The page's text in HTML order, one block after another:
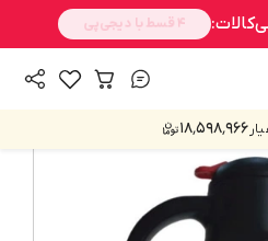
۱۸٬۵۹۸٬۹۶۶